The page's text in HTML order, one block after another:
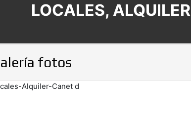
LOCALES, ALQUILER
fotos